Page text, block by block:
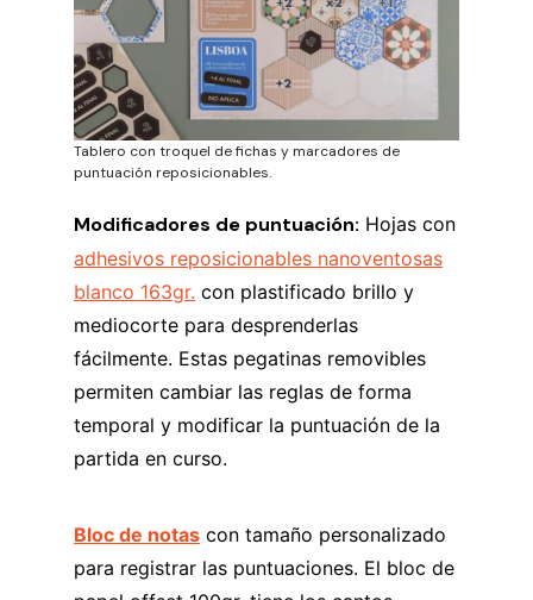
Tablero con troquel de fichas y marcadores de
puntuación reposicionables.
Modificadores de puntuación: Hojas con
adhesivos reposicionables nanoventosas
blanco 163gr. con plastificado brillo y
mediocorte para desprenderlas
fácilmente. Estas pegatinas removibles
permiten cambiar las reglas de forma
temporal y modificar la puntuación de la
partida en curso.
Bloc de notas con tamaño personalizado
para registrar las puntuaciones. El bloc de